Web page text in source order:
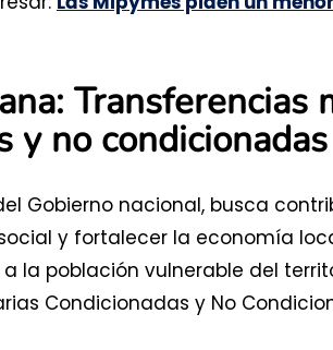
Transferencias
y no condicionadas
Gobierno nacional, busca
y fortalecer la economía
la población vulnerable del
Condicionadas y No